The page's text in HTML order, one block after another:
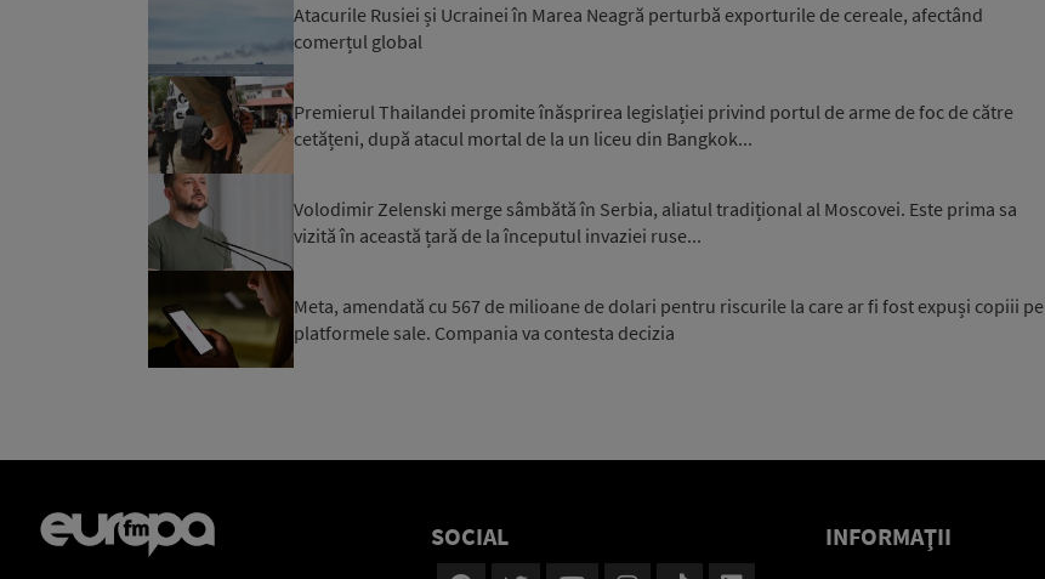
Atacurile Rusiei și Ucrainei în Marea Neagră perturbă exporturile de cereale, afectând
comerțul global
Premierul Thailandei promite înăsprirea legislației privind portul de arme de foc de către
cetățeni, după atacul mortal de la un liceu din Bangkok...
Volodimir Zelenski merge sâmbătă în Serbia, aliatul tradițional al Moscovei. Este prima sa
vizită în această țară de la începutul invaziei ruse...
Meta, amendată cu 567 de milioane de dolari pentru riscurile la care ar fi fost expuși copiii pe
platformele sale. Compania va contesta decizia
SOCIAL INFORMAŢII